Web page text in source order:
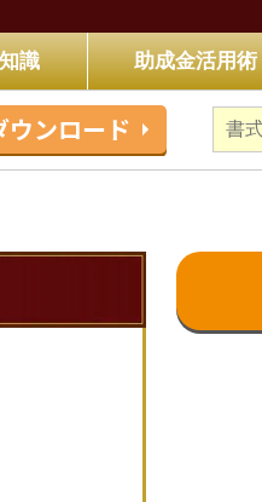
識 助成金活用術
ウンロード